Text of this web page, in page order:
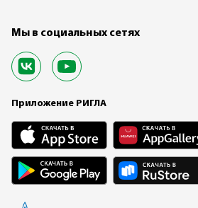
Мы в социальных сетях
Приложение РИГЛА